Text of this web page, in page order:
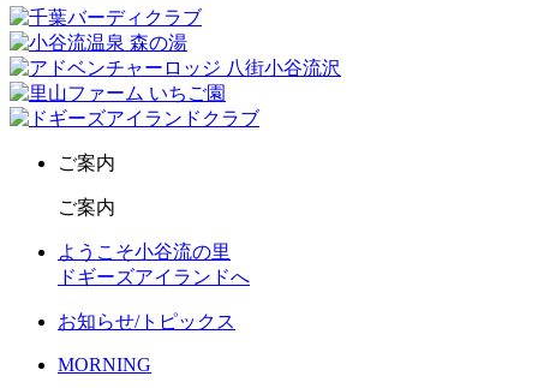
ご案内
ご案内
ようこそ小谷流の里
ドギーズアイランドへ
お知らせ/トピックス
MORNING